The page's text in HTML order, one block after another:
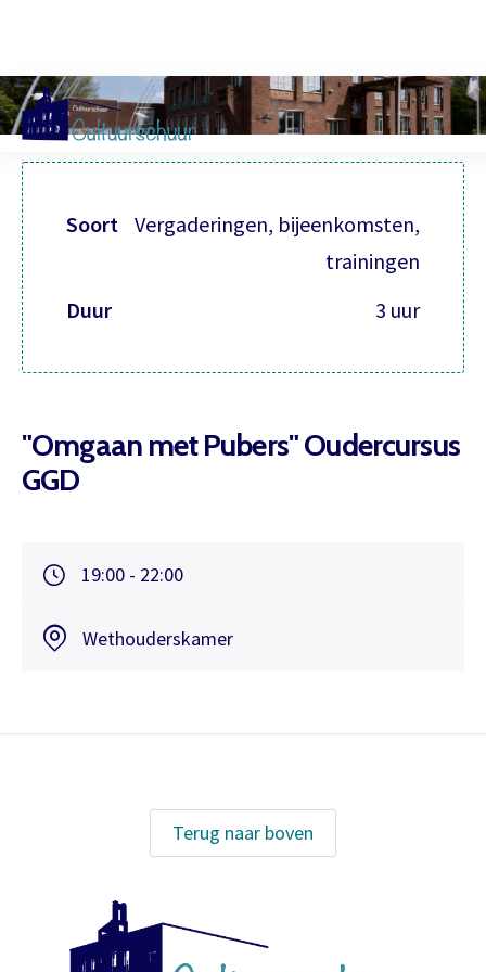
"Omgaan met Pubers" Oudercursus
GGD
19:00 - 22:00
Wethouderskamer
Soort Vergaderingen, bijeenkomsten,
trainingen
Duur
3 uur
Terug naar boven